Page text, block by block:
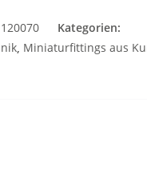
120070
Kategorien:
, Miniaturfittings aus